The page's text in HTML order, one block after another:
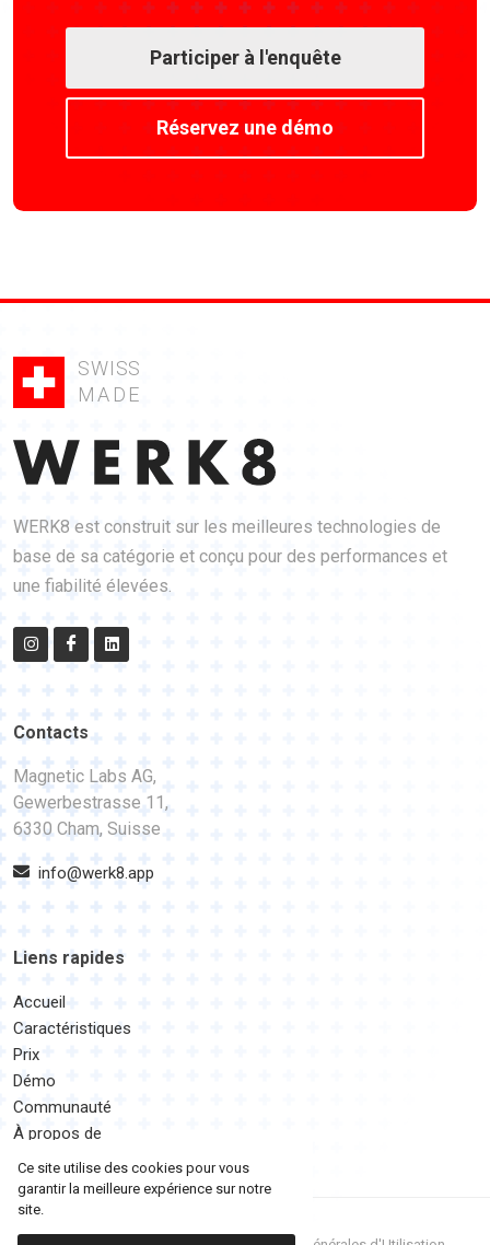
Ce site utilise des cookies pour vous
garantir la meilleure expérience sur notre
site.
Participer à l'enquête
Réservez une démo
SWISS
MADE
WERK8 est construit sur les meilleures technologies de
base de sa catégorie et conçu pour des performances et
une fiabilité élevées.
Contacts
Magnetic Labs AG,
Gewerbestrasse 11,
6330 Cham, Suisse
info@werk8.app
Liens rapides
Accueil
Caractéristiques
Prix
Démo
Communauté
À propos de